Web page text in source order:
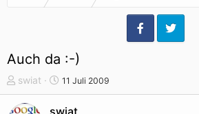
Auch da :-)
T
h
e
swiat
S
t
a
11 Juli 2009
swiat